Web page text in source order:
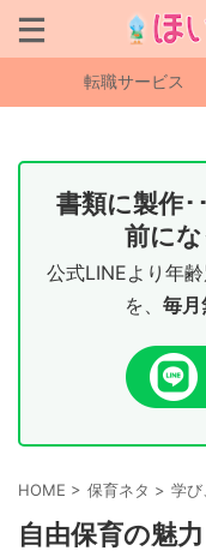
転職サービス
書類に製作･
前に
公式LINEより年
を、 毎月
HOME > 保育ネタ > 学び
自由保育の魅